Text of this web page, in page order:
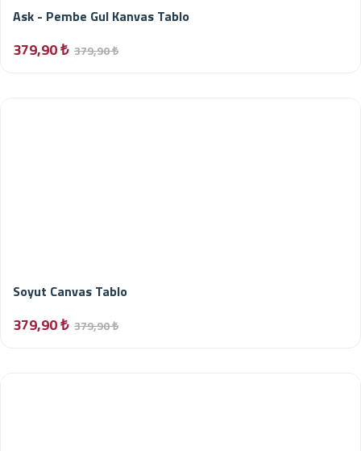
Ask - Pembe Gul Kanvas Tablo
379,90 ₺ 379,90 ₺
Soyut Canvas Tablo
379,90 ₺ 379,90 ₺